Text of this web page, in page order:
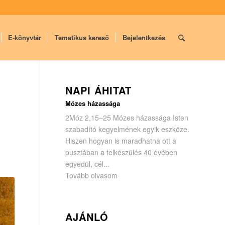
E-könyvtár Tematikus kereső Bejelentkezés
NAPI ÁHITAT
Mózes házassága
2Móz 2,15–25 Mózes házassága Isten
szabadító kegyelmének egyik eszköze.
Hiszen hogyan is maradhatna ott a
pusztában a felkészülés 40 évében
egyedül, cél...
Tovább olvasom
AJÁNLÓ